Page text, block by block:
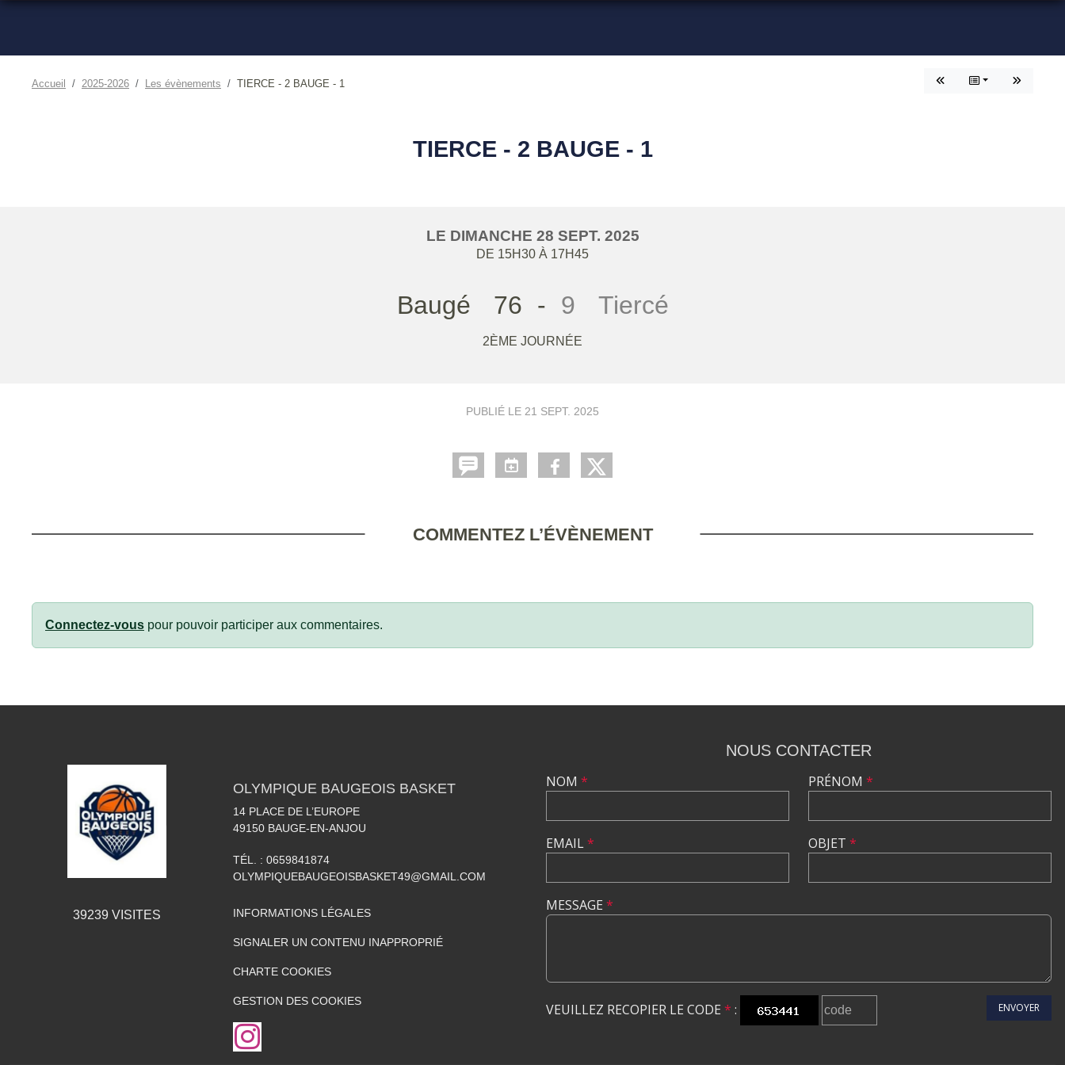
Accueil 2025-2026 Les évènements TIERCE - 2 BAUGE - 1
TIERCE - 2 BAUGE - 1
LE DIMANCHE 28 SEPT. 2025
DE 15H30 À 17H45
Baugé 76 - 9 Tiercé
2ÈME JOURNÉE
PUBLIÉ LE 21 SEPT. 2025
COMMENTEZ L’ÉVÈNEMENT
Connectez-vous pour pouvoir participer aux commentaires.
39239 VISITES
OLYMPIQUE BAUGEOIS BASKET
14 PLACE DE L’EUROPE
49150 BAUGE-EN-ANJOU
TÉL. : 0659841874
OLYMPIQUEBAUGEOISBASKET49@GMAIL.COM
INFORMATIONS LÉGALES
SIGNALER UN CONTENU INAPPROPRIÉ
CHARTE COOKIES
GESTION DES COOKIES
NOUS CONTACTER
NOM *
EMAIL*
PRÉNOM *
OBJET *
MESSAGE *
VEUILLEZ RECOPIER LE CODE * : ENVOYER